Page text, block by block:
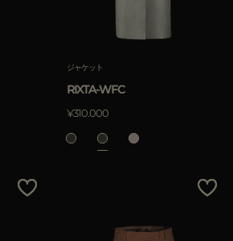
ジャケット
RIXTA-WFC
¥310.000